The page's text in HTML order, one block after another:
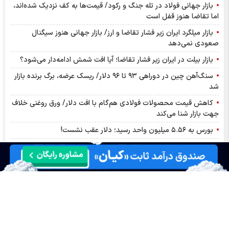
بازار جهانی فولاد در تله جنگ و رکود/ قیمت‌ها به کف نزدیک شده‌اند،
اما تقاضا هنوز قفل است
بازار میلگرد ایران زیر فشار تقاضا و ارز/ بازار جهانی هنوز سیگنال
صعودی نمی‌دهد
بازار بیلت در ایران زیر فشار تقاضا؛ آیا افت شمش ادامه‌دار می‌شود؟
سنگ‌آهن چین در دوراهی ۹۳ تا ۹۶ دلار/ ریسک عرضه، برگ برنده بازار
شد
کاهش قیمت محصولات فولادی هم‌گام با افت دلار/ ورق روغنی خلاف
جهت بازار شنا می‌کند
بورس به ۵.۵۶ میلیون واحد رسید؛ دلار عقب نشست!
مهم‌ترین اخبار کدال امروز یکشنبه ۱۸ مرداد ۱۴۰۵ | جزئیات افزایش
سرمایه و نرخ محصولات این ۸ نماد مهم
سایپا حدود ۳۶ هزار دستگاه از تعهدات خود را کاهش داد